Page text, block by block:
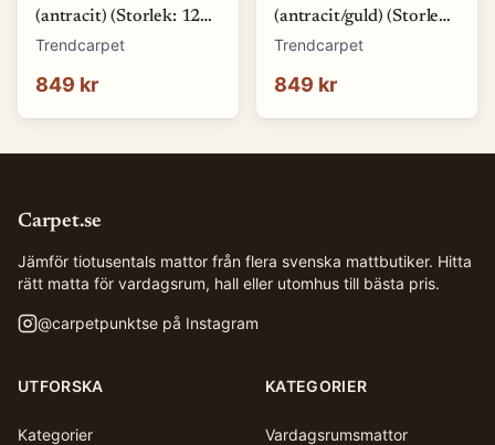
(antracit) (Storlek: 120
round)
Trendcarpet
849 kr
(antracit/guld) (Storlek:
Ø 120 cm)
Trendcarpet
849 kr
Carpet.se
Jämför tiotusentals mattor från flera svenska mattbutiker. Hitta
rätt matta för vardagsrum, hall eller utomhus till bästa pris.
@carpetpunktse på Instagram
UTFORSKA
Kategorier
KATEGORIER
Vardagsrumsmattor